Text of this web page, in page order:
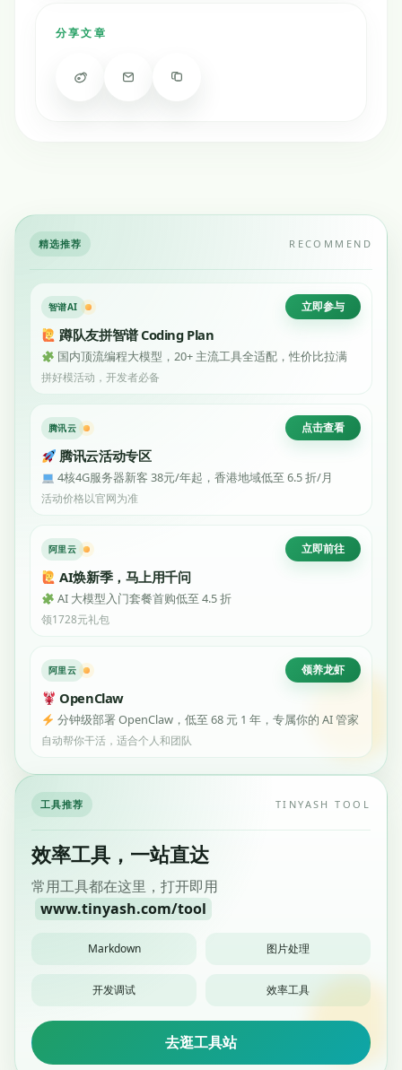
分享文章
精选推荐 RECOMMEND
智谱AI 立即参与
蹲队友拼智谱 Coding Plan
国内顶流编程大模型，20+ 主流工具全适配，性价比拉满
拼好模活动，开发者必备
腾讯云 点击查看
腾讯云活动专区
4核4G服务器新客 38元/年起，香港地域低至 6.5 折/月
活动价格以官网为准
阿里云 立即前往
AI焕新季，马上用千问
AI 大模型入门套餐首购低至 4.5 折
领1728元礼包
阿里云 领养龙虾
OpenClaw
分钟级部署 OpenClaw，低至 68 元 1 年，专属你的 AI 管家
自动帮你干活，适合个人和团队
工具推荐 TINYASH TOOL
效率工具，一站直达
常用工具都在这里，打开即用
www.tinyash.com/tool
Markdown 图片处理
开发调试 效率工具
去逛工具站